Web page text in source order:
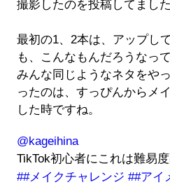
撮影したのを投稿してました
最初の1、2本は、アップし
も、こんなもんだろうなっ
みんな同じようなネタをや
ったのは、すっぴんからメ
した時ですね。
@kageihina
TikTok初心者にこれは難易
##メイクチャレンジ ##アイ